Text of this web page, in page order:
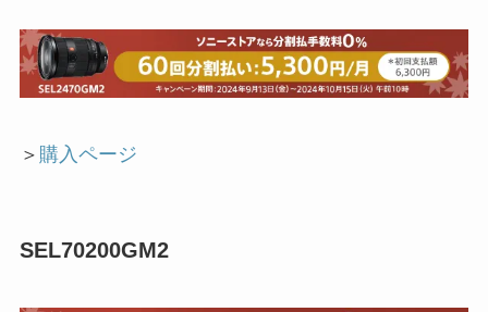
＞ 購入ページ
SEL70200GM2